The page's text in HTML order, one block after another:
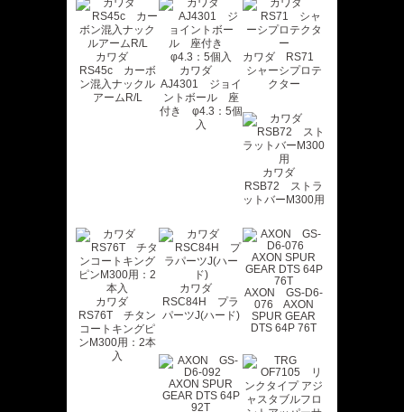
カワダ
RS45c カーボ
ン混入ナックル
アームR/L
カワダ
AJ4301 ジョイ
ントボール 座
付き φ4.3：5個
入
カワダ RS71
シャーシプロテ
クター
カワダ
RSB72 ストラ
ットバーM300用
カワダ
RS76T チタン
コートキングピ
ンM300用：2本
入
カワダ
RSC84H プラ
パーツJ(ハード)
AXON GS-D6-
076 AXON
SPUR GEAR
DTS 64P 76T